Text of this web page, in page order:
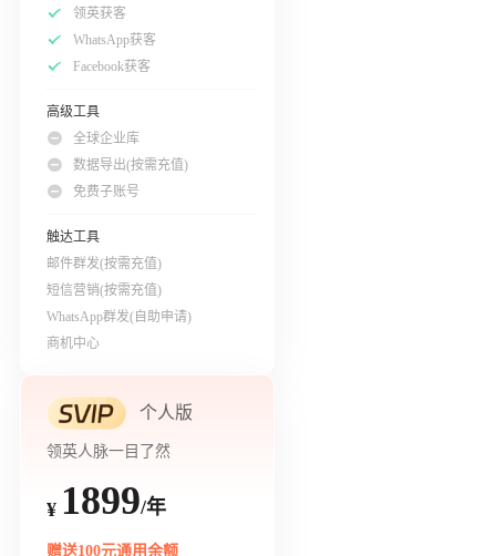
领英获客
WhatsApp获客
Facebook获客
高级工具
全球企业库
数据导出(按需充值)
免费子账号
触达工具
邮件群发(按需充值)
短信营销(按需充值)
WhatsApp群发(自助申请)
商机中心
个人版
领英人脉一目了然
¥ 1899/年
赠送100元通用余额